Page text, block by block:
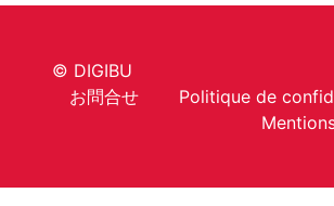
© DIGIBU
お問合せ
Politique de